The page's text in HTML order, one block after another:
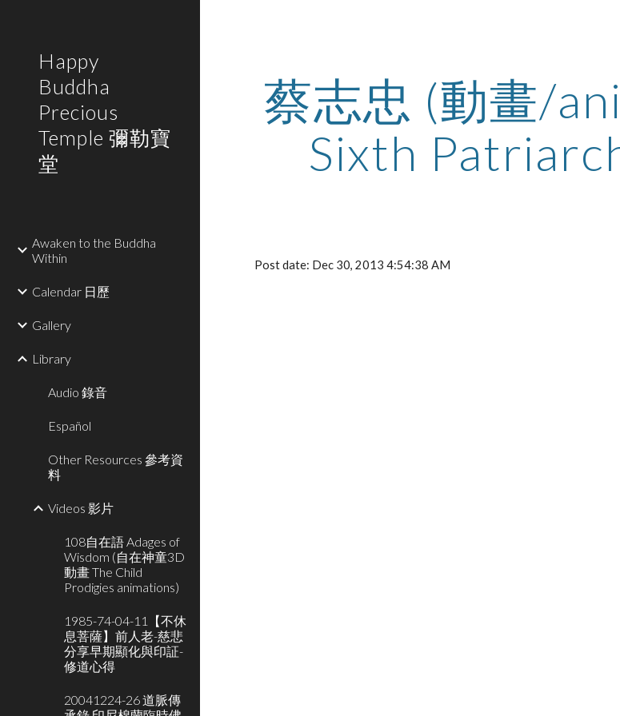
Happy
Buddha
Precious
Temple 彌勒寶
堂
Awaken to the Buddha
Within
Calendar 日歷
Gallery
Library
Audio 錄音
Español
Other Resources 參考資
料
Videos 影片
108自在語 Adages of
Wisdom (自在神童3D
動畫 The Child
Prodigies animations)
1985-74-04-11【不休
息菩薩】前人老-慈悲
分享早期顯化與印証-
修道心得
20041224-26 道脈傳
蔡志忠 (動畫/
Sixth
Post date: Dec 30, 2013 4:54:38 AM